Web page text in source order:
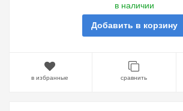
в наличии
Добавить в корзину
в избранные сравнить